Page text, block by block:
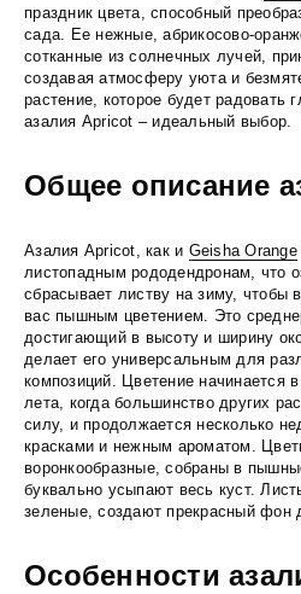
праздник цвета, способный
сада. Ее нежные, абрикосово-
сотканные из солнечных лучей,
создавая атмосферу уюта и
растение, которое будет радовать
азалия Apricot – идеальный выбор.
Общее описание
Азалия Apricot, как и Geisha Orange
листопадным рододендронам, что
сбрасывает листву на зиму, чтобы
вас пышным цветением. Это
достигающий в высоту и ширину
делает его универсальным для
композиций. Цветение начинается
лета, когда большинство других
силу, и продолжается несколько
красками и нежным ароматом.
воронкообразные, собраны в
буквально усыпают весь куст.
зеленые, создают прекрасный фон
Особенности